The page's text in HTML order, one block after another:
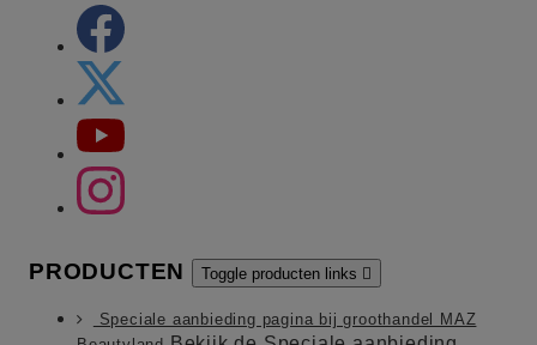
PRODUCTEN Toggle producten links 
Speciale aanbieding pagina bij groothandel MAZ